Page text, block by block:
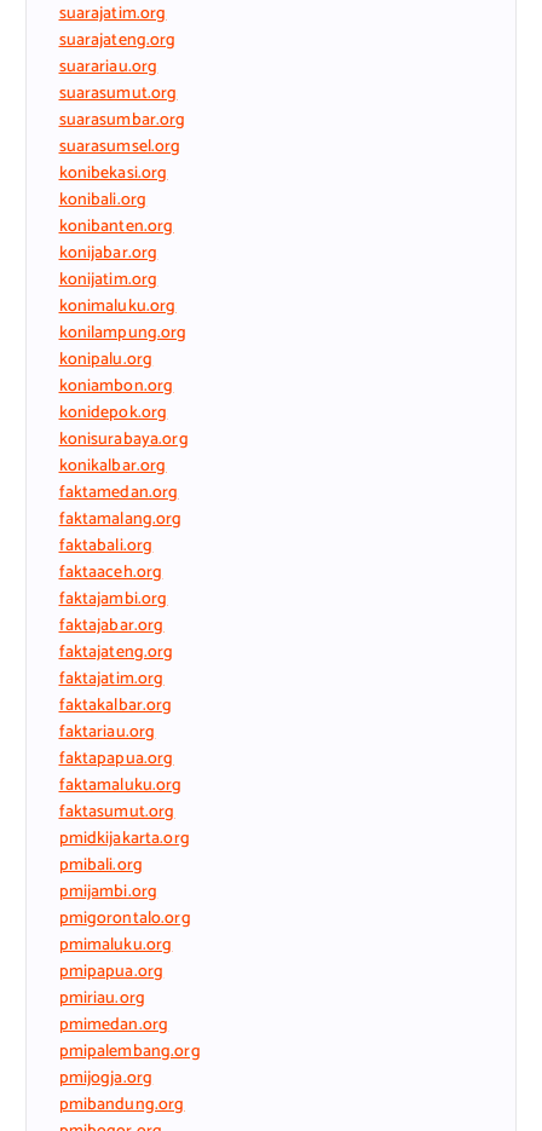
suarajatim.org
suarajateng.org
suarariau.org
suarasumut.org
suarasumbar.org
suarasumsel.org
konibekasi.org
konibali.org
konibanten.org
konijabar.org
konijatim.org
konimaluku.org
konilampung.org
konipalu.org
koniambon.org
konidepok.org
konisurabaya.org
konikalbar.org
faktamedan.org
faktamalang.org
faktabali.org
faktaaceh.org
faktajambi.org
faktajabar.org
faktajateng.org
faktajatim.org
faktakalbar.org
faktariau.org
faktapapua.org
faktamaluku.org
faktasumut.org
pmidkijakarta.org
pmibali.org
pmijambi.org
pmigorontalo.org
pmimaluku.org
pmipapua.org
pmiriau.org
pmimedan.org
pmipalembang.org
pmijogja.org
pmibandung.org